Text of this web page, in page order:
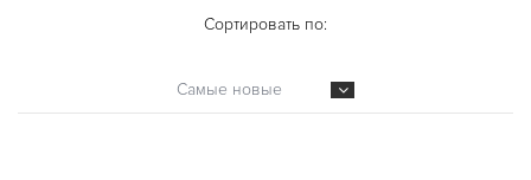
Сортировать по:
Самые новые